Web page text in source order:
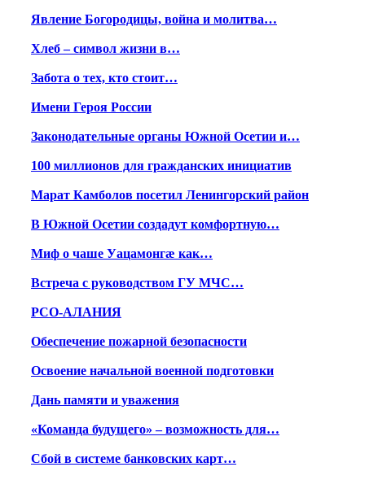
Явление Богородицы, война и молитва…
Хлеб – символ жизни в…
Забота о тех, кто стоит…
Имени Героя России
Законодательные органы Южной Осетии и…
100 миллионов для гражданских инициатив
Марат Камболов посетил Ленингорский район
В Южной Осетии создадут комфортную…
Миф о чаше Уацамонгæ как…
Встреча с руководством ГУ МЧС…
РСО-АЛАНИЯ
Обеспечение пожарной безопасности
Освоение начальной военной подготовки
Дань памяти и уважения
«Команда будущего» – возможность для…
Сбой в системе банковских карт…